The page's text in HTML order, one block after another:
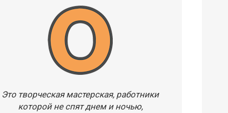
Это творческая мастерская, работники
которой не спят днем и ночью,